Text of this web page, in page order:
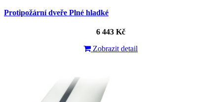
Protipožární dveře Plné hladké
6 443 Kč
Zobrazit detail